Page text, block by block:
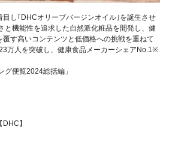
し｢DHCオリーブバージンオイル｣を誕生させ
と機能性を追求した自然派化粧品を開発し、健
す高いコンテンツと低価格への挑戦を重ねて
万人を突破し、健康食品メーカーシェアNo.1※
便覧2024総括編」
】